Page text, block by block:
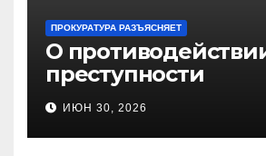
ПРОКУРАТУРА РАЗЪЯСНЯЕТ
О
преступности
нарушению их прав
ИЮН 30, 2026